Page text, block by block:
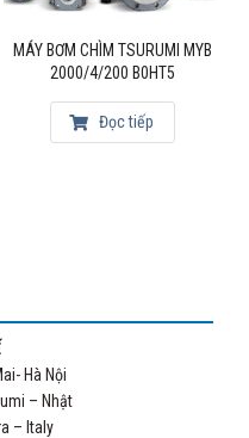
trinh, bơm bùn đặc
nuôi gia súc trong các
phẩmmáy bơm chìm
Hà Nội.
MÁY BƠM CHÌM TSURUMI MYB
2000/4/200 B0HT5
Đọc tiếp
Hà Nội
– Nhật
– Italy